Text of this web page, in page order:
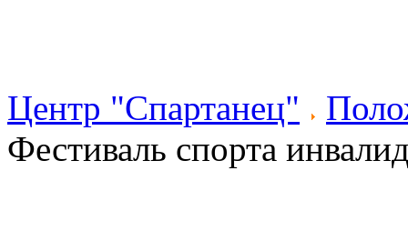
Центр "Спартанец"
Фестиваль спорта